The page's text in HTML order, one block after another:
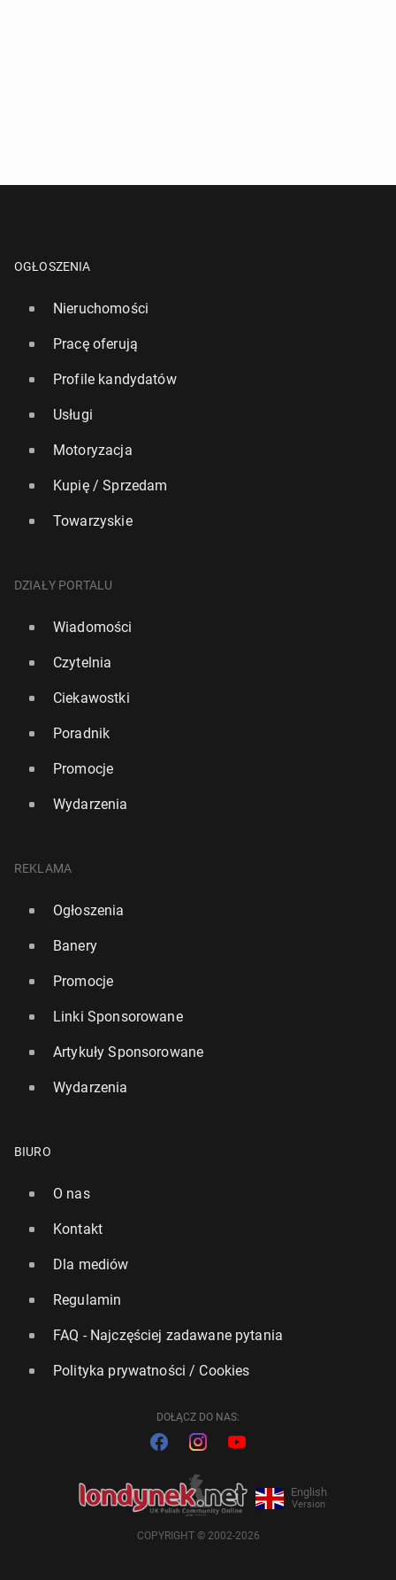
OGŁOSZENIA
Nieruchomości
Pracę oferują
Profile kandydatów
Usługi
Motoryzacja
Kupię / Sprzedam
Towarzyskie
DZIAŁY PORTALU
Wiadomości
Czytelnia
Ciekawostki
Poradnik
Promocje
Wydarzenia
REKLAMA
Ogłoszenia
Banery
Promocje
Linki Sponsorowane
Artykuły Sponsorowane
Wydarzenia
BIURO
O nas
Kontakt
Dla mediów
Regulamin
FAQ - Najczęściej zadawane pytania
Polityka prywatności / Cookies
DOŁĄCZ DO NAS:
English
Version
COPYRIGHT © 2002-2026